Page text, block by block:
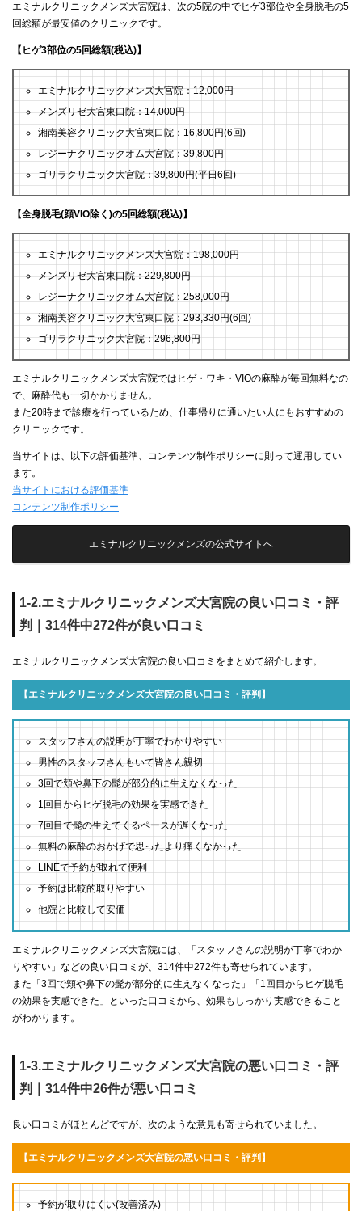
エミナルクリニックメンズ大宮院は、次の5院の中でヒゲ3部位や全身脱毛の5
回総額が最安値のクリニックです。
【ヒゲ3部位の5回総額(税込)】
エミナルクリニックメンズ大宮院：12,000円
メンズリゼ大宮東口院：14,000円
湘南美容クリニック大宮東口院：16,800円(6回)
レジーナクリニックオム大宮院：39,800円
ゴリラクリニック大宮院：39,800円(平日6回)
【全身脱毛(顔VIO除く)の5回総額(税込)】
エミナルクリニックメンズ大宮院：198,000円
メンズリゼ大宮東口院：229,800円
レジーナクリニックオム大宮院：258,000円
湘南美容クリニック大宮東口院：293,330円(6回)
ゴリラクリニック大宮院：296,800円
エミナルクリニックメンズ大宮院ではヒゲ・ワキ・VIOの麻酔が毎回無料なの
で、麻酔代も一切かかりません。
また20時まで診療を行っているため、仕事帰りに通いたい人にもおすすめの
クリニックです。
当サイトは、以下の評価基準、コンテンツ制作ポリシーに則って運用してい
ます。
当サイトにおける評価基準
コンテンツ制作ポリシー
エミナルクリニックメンズの公式サイトへ
1-2.エミナルクリニックメンズ大宮院の良い口コミ・評
判｜314件中272件が良い口コミ
エミナルクリニックメンズ大宮院の良い口コミをまとめて紹介します。
【エミナルクリニックメンズ大宮院の良い口コミ・評判】
スタッフさんの説明が丁寧でわかりやすい
男性のスタッフさんもいて皆さん親切
3回で頬や鼻下の髭が部分的に生えなくなった
1回目からヒゲ脱毛の効果を実感できた
7回目で髭の生えてくるペースが遅くなった
無料の麻酔のおかげで思ったより痛くなかった
LINEで予約が取れて便利
予約は比較的取りやすい
他院と比較して安価
エミナルクリニックメンズ大宮院には、「スタッフさんの説明が丁寧でわか
りやすい」などの良い口コミが、314件中272件も寄せられています。
また「3回で頬や鼻下の髭が部分的に生えなくなった」「1回目からヒゲ脱毛
の効果を実感できた」といった口コミから、効果もしっかり実感できること
がわかります。
1-3.エミナルクリニックメンズ大宮院の悪い口コミ・評
判｜314件中26件が悪い口コミ
良い口コミがほとんどですが、次のような意見も寄せられていました。
【エミナルクリニックメンズ大宮院の悪い口コミ・評判】
予約が取りにくい(改善済み)